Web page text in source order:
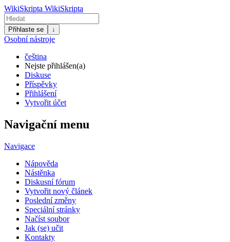
WikiSkripta WikiSkripta
Přihlaste se ↓
Osobní nástroje
čeština
Nejste přihlášen(a)
Diskuse
Příspěvky
Přihlášení
Vytvořit účet
Navigační menu
Navigace
Nápověda
Nástěnka
Diskusní fórum
Vytvořit nový článek
Poslední změny
Speciální stránky
Načíst soubor
Jak (se) učit
Kontakty